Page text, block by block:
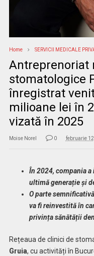
Home SERVICII MEDICALE
Antreprenoriat
stomatologice
înregistrat
milioane lei în
vizată în 2025
Moise Norel 0 februarie
În 2024, compania
ultimă generație și
O parte
va fi reinvestită în
privința sănătății
Rețeaua de clinici de
Gruia, cu activități în